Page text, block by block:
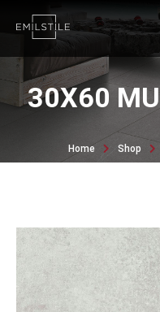
30X60
Home Shop